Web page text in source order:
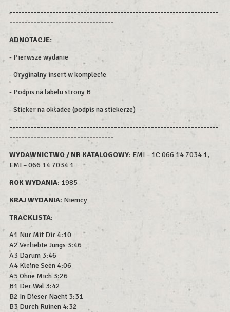
--------------------------------------------------------------------
----------------------------------
ADNOTACJE:
- Pierwsze wydanie
- Oryginalny insert w komplecie
- Podpis na labelu strony B
- Sticker na okładce (podpis na stickerze)
--------------------------------------------------------------------
----------------------------------
WYDAWNICTWO / NR KATALOGOWY: EMI – 1C 066 14 7034 1,
EMI – 066 14 7034 1
ROK WYDANIA: 1985
KRAJ WYDANIA: Niemcy
TRACKLISTA:
A1 Nur Mit Dir 4:10
A2 Verliebte Jungs 3:46
A3 Darum 3:46
A4 Kleine Seen 4:06
A5 Ohne Mich 3:26
B1 Der Wal 3:42
B2 In Dieser Nacht 3:31
B3 Durch Ruinen 4:32